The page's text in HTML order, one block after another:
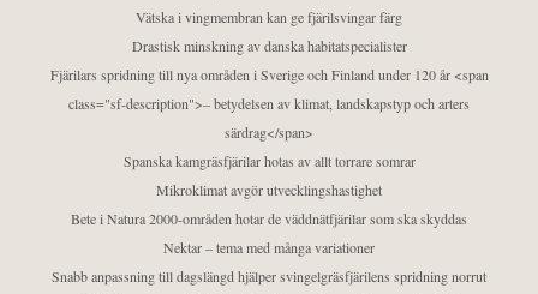
Vätska i vingmembran kan ge fjärilsvingar färg
Drastisk minskning av danska habitatspecialister
Fjärilars spridning till nya områden i Sverige och Finland under 120 år <span
class="sf-description">– betydelsen av klimat, landskapstyp och arters
särdrag</span>
Spanska kamgräsfjärilar hotas av allt torrare somrar
Mikroklimat avgör utvecklingshastighet
Bete i Natura 2000-områden hotar de väddnätfjärilar som ska skyddas
Nektar – tema med många variationer
Snabb anpassning till dagslängd hjälper svingelgräsfjärilens spridning norrut